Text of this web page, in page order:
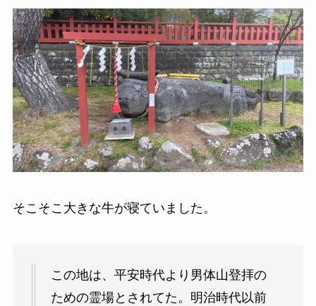
そこそこ大きな牛が寝ていました。
この地は、平安時代より男体山登拝の
ための霊場とされてた。明治時代以前